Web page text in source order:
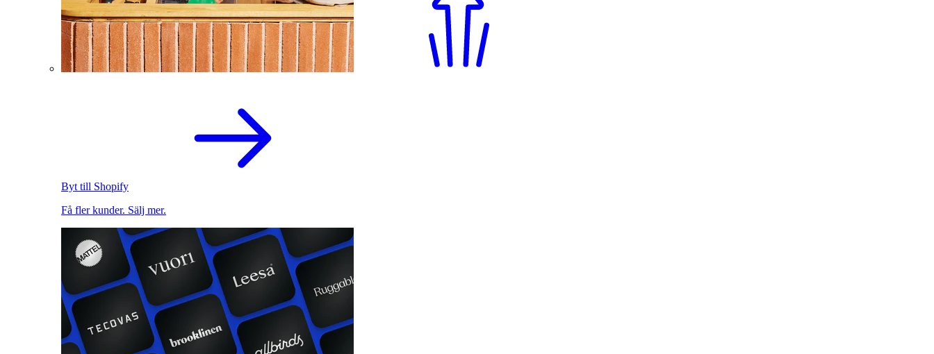
Byt till Shopify
Få fler kunder. Sälj mer.